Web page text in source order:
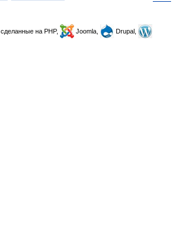
, сделанные на PHP, Joomla,
Drupal,